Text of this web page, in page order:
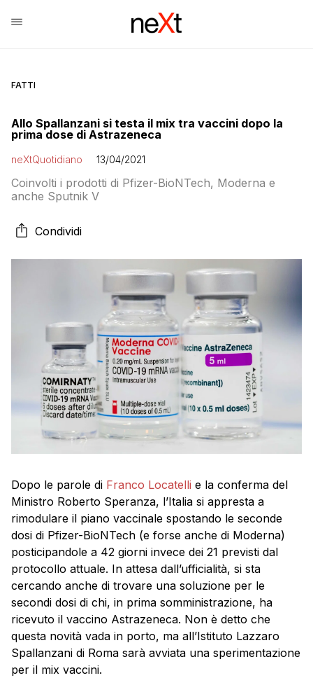
FATTI
Allo Spallanzani si testa il mix tra vaccini dopo la
prima dose di Astrazeneca
neXtQuotidiano 13/04/2021
Coinvolti i prodotti di Pfizer-BioNTech, Moderna e
anche Sputnik V
Condividi
Dopo le parole di Franco Locatelli e la conferma del
Ministro Roberto Speranza, l’Italia si appresta a
rimodulare il piano vaccinale spostando le seconde
dosi di Pfizer-BioNTech (e forse anche di Moderna)
posticipandole a 42 giorni invece dei 21 previsti dal
protocollo attuale. In attesa dall’ufficialità, si sta
cercando anche di trovare una soluzione per le
secondi dosi di chi, in prima somministrazione, ha
ricevuto il vaccino Astrazeneca. Non è detto che
questa novità vada in porto, ma all’Istituto Lazzaro
Spallanzani di Roma sarà avviata una sperimentazione
per il mix vaccini.